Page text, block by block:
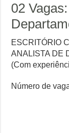
02
ESCRITÓRIO
ANALISTA DE
(Com
Número de